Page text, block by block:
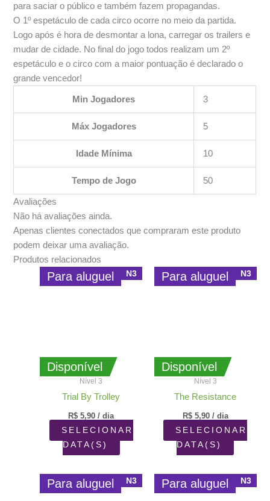
para saciar o público e também fazem propagandas.
O 1º espetáculo de cada circo ocorre no meio da partida.
Logo após é hora de desmontar a lona, carregar os trailers e
mudar de cidade. No final do jogo todos realizam um 2º
espetáculo e o circo com a maior pontuação é declarado o
grande vencedor!
Min Jogadores 3
Máx Jogadores 5
Idade Mínima 10
Tempo de Jogo 50
Avaliações
Não há avaliações ainda.
Apenas clientes conectados que compraram este produto
podem deixar uma avaliação.
Produtos relacionados
Disponível
Para aluguel N3
Nível 3
Trial By Trolley
R$ 5,90 / dia
SELECIONAR
DATA(S)
Disponível
Para aluguel N3
Nível 3
The Resistance
R$5,90/ dia
SELECIONAR
DATA(S)
Para aluguel N3 Para aluguel N3